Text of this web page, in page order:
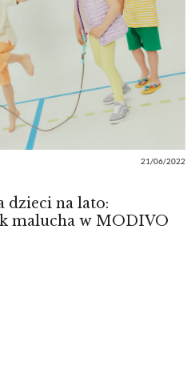
21/06/2022
dzieci na lato:
malucha w MODIVO